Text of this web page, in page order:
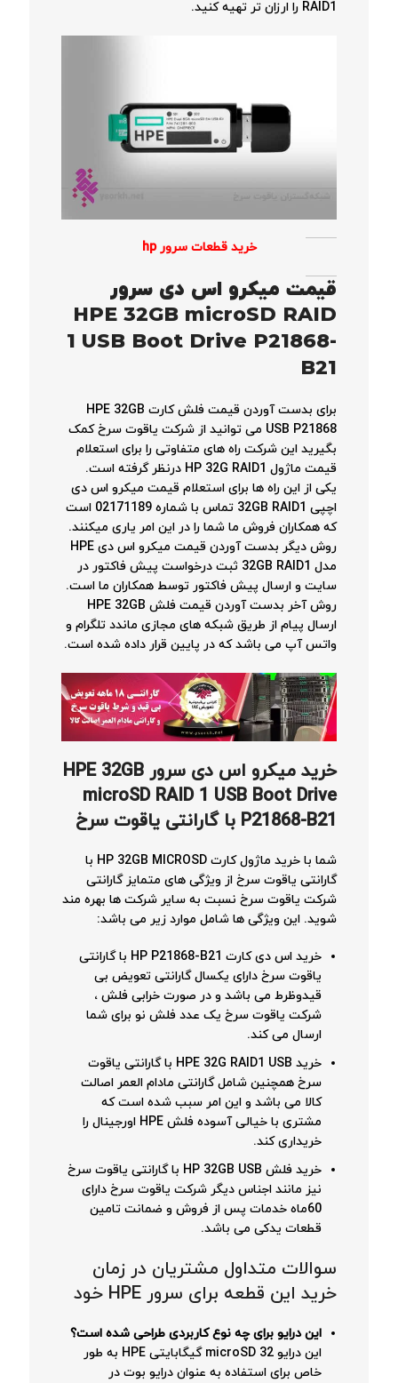
RAID1 را ارزان تر تهیه کنید.
خرید قطعات سرور hp
قیمت میکرو اس دی سرور
HPE 32GB microSD RAID
1 USB Boot Drive P21868-
B21
برای بدست آوردن قیمت فلش کارت HPE 32GB
USB P21868 می توانید از شرکت یاقوت سرخ کمک
بگیرید این شرکت راه های متفاوتی را برای استعلام
قیمت ماژول HP 32G RAID1 درنظر گرفته است.
یکی از این راه ها برای استعلام قیمت میکرو اس دی
اچپی 32GB RAID1 تماس با شماره 02171189 است
که همکاران فروش ما شما را در این امر یاری میکنند.
روش دیگر بدست آوردن قیمت میکرو اس دی HPE
مدل 32GB RAID1 ثبت درخواست پیش فاکتور در
سایت و ارسال پیش فاکتور توسط همکاران ما است.
روش آخر بدست آوردن قیمت فلش HPE 32GB
ارسال پیام از طریق شبکه های مجازی ماندد تلگرام و
واتس آپ می باشد که در پایین قرار داده شده است.
خرید میکرو اس دی سرور HPE 32GB
microSD RAID 1 USB Boot Drive
P21868-B21 با گارانتی یاقوت سرخ
شما با خرید ماژول کارت HP 32GB MICROSD با
گارانتی یاقوت سرخ از ویژگی های متمایز گارانتی
شرکت یاقوت سرخ نسبت به سایر شرکت ها بهره مند
شوید. این ویژگی ها شامل موارد زیر می باشد:
خرید اس دی کارت HP P21868-B21 با گارانتی
یاقوت سرخ دارای یکسال گارانتی تعویض بی
قیدوظرط می باشد و در صورت خرابی فلش ،
شرکت یاقوت سرخ یک عدد فلش نو برای شما
ارسال می کند.
خرید HPE 32G RAID1 USB با گارانتی یاقوت
سرخ همچنین شامل گارانتی مادام العمر اصالت
کالا می باشد و این امر سبب شده است که
مشتری با خیالی آسوده فلش HPE اورجینال را
خریداری کند.
خرید فلش HP 32GB USB با گارانتی یاقوت سرخ
نیز مانند اجناس دیگر شرکت یاقوت سرخ دارای
60ماه خدمات پس از فروش و ضمانت تامین
قطعات یدکی می باشد.
سوالات متداول مشتریان در زمان
خرید این قطعه برای سرور HPE خود
این درایو برای چه نوع کاربردی طراحی شده است؟
این درایو microSD 32 گیگابایتی HPE به طور
خاص برای استفاده به عنوان درایو بوت در